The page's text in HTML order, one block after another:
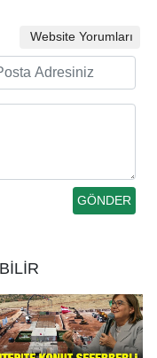
Website Yorumları